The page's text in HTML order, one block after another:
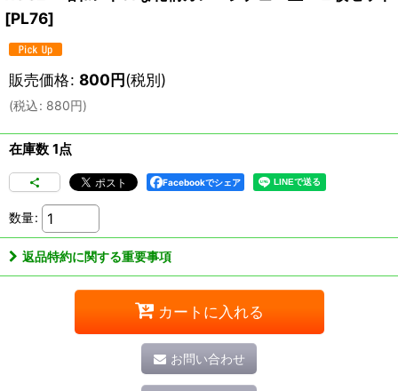
[PL76]
販売価格: 800円(税別)
(税込: 880円)
在庫数 1点
Facebookでシェア
数量:
返品特約に関する重要事項
カートに入れる
お問い合わせ